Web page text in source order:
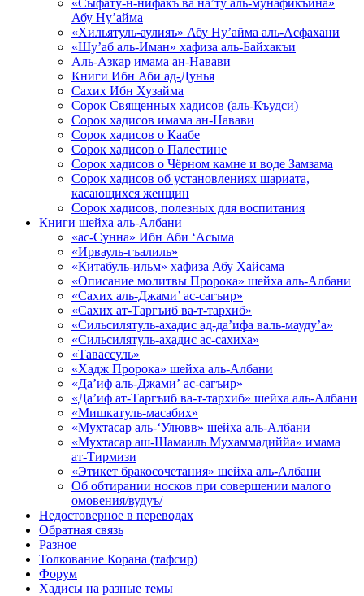
Абу Ну’айма
«Хильятуль-аулияъ» Абу Ну’айма аль-Асфахани
«Шу’аб аль-Иман» хафиза аль-Байхакъи
Аль-Азкар имама ан-Навави
Книги Ибн Аби ад-Дунья
Сахих Ибн Хузайма
Сорок Священных хадисов (аль-Къудси)
Сорок хадисов имама ан-Навави
Сорок хадисов о Каабе
Сорок хадисов о Палестине
Сорок хадисов о Чёрном камне и воде Замзама
Сорок хадисов об установлениях шариата,
касающихся женщин
Сорок хадисов, полезных для воспитания
Книги шейха аль-Албани
«ас-Сунна» Ибн Аби ‘Асыма
«Ирвауль-гъалиль»
«Китабуль-ильм» хафиза Абу Хайсама
«Описание молитвы Пророка» шейха аль-Албани
«Сахих аль-Джами’ ас-сагъир»
«Сахих ат-Таргъиб ва-т-тархиб»
«Сильсилятуль-ахадис ад-да’ифа валь-мауду’а»
«Сильсилятуль-ахадис ас-сахиха»
«Тавассуль»
«Хадж Пророка» шейха аль-Албани
«Да’иф аль-Джами’ ас-сагъир»
«Да’иф ат-Таргъиб ва-т-тархиб» шейха аль-Албани
«Мишкатуль-масабих»
«Мухтасар аль-‘Улювв» шейха аль-Албани
«Мухтасар аш-Шамаиль Мухаммадиййа» имама
ат-Тирмизи
«Этикет бракосочетания» шейха аль-Албани
Об обтирании носков при совершении малого
омовения/вудуъ/
Недостоверное в переводах
Обратная связь
Разное
Толкование Корана (тафсир)
Форум
Хадисы на разные темы